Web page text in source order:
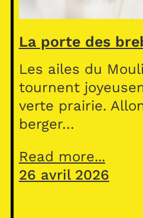
La porte des
Les ailes du
tournent
verte prairie.
berger…
Read more...
26 avril 2026